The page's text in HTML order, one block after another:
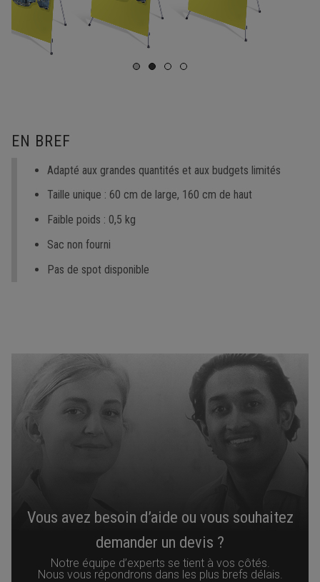
EN BREF
Adapté aux grandes quantités et aux budgets limités
Taille unique : 60 cm de large, 160 cm de haut
Faible poids : 0,5 kg
Sac non fourni
Pas de spot disponible
Vous avez besoin d’aide ou vous souhaitez
demander un devis ?
Notre équipe d’experts se tient à vos côtés.
Nous vous répondrons dans les plus brefs délais.